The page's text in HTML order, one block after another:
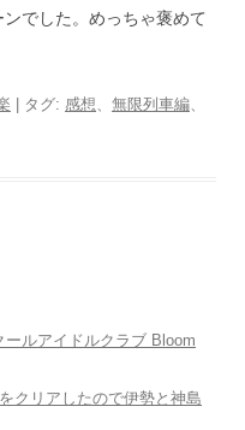
でした。めっちゃ褒めて
| タグ: 感想、 無限列車編、
ールアイドルクラブ Bloom
クリアしたので伊勢と神島